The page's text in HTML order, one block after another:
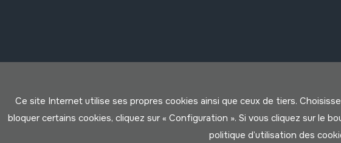
Ce site Internet utilise ses propres cookies ainsi que ceux de tiers.
bloquer certains cookies, cliquez sur « Configuration ». Si vous cliquez sur le
politique d’utilisation des